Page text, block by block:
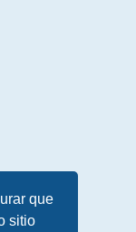
que
sitio